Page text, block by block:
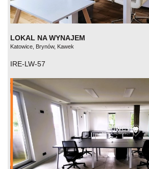
LOKAL NA WYNAJEM
Katowice, Brynów, Kawek
IRE-LW-57